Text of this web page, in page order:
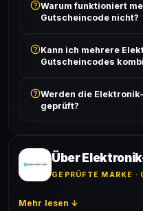
Warum funktioniert
Gutscheincode nicht?
ist und ob der Code
gilt. Alle Bedingungen
Kann ich mehrere
Gutscheincodes
akzeptiert. Die
ausgeschlossen,
Werden die
geprüft?
Erfolgsquote wird bei
Über
GEPRÜFTE MARKE
Mehr lesen ↓